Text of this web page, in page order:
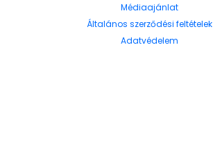
Médiaajánlat
Általános szerződési feltételek
Adatvédelem